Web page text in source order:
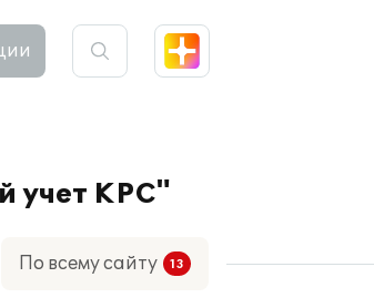
учет КРС"
По всему сайту